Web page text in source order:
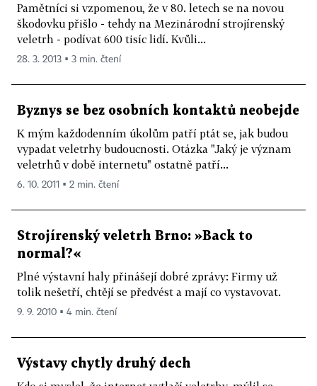
Pamětníci si vzpomenou, že v 80. letech se na novou
škodovku přišlo - tehdy na Mezinárodní strojírenský
veletrh - podívat 600 tisíc lidí. Kvůli...
28. 3. 2013 ▪ 3 min. čtení
Byznys se bez osobních kontaktů neobejde
K mým každodenním úkolům patří ptát se, jak budou
vypadat veletrhy budoucnosti. Otázka "Jaký je význam
veletrhů v době internetu" ostatně patří...
6. 10. 2011 ▪ 2 min. čtení
Strojírenský veletrh Brno: »Back to
normal?«
Plné výstavní haly přinášejí dobré zprávy: Firmy už
tolik nešetří, chtějí se předvést a mají co vystavovat.
9. 9. 2010 ▪ 4 min. čtení
Výstavy chytly druhý dech